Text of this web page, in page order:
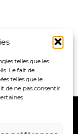
telles que les
Le fait de
telles que le
de ne pas consentir